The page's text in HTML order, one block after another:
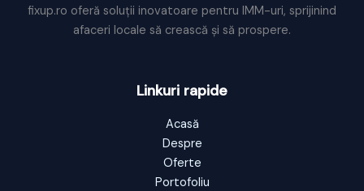
fixup.ro oferă soluții inovatoare pentru IMM-uri, sprijinind
afaceri locale să crească și să prospere.
Linkuri rapide
Acasă
Despre
Oferte
Portofoliu